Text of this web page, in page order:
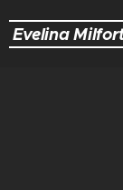
Evelina